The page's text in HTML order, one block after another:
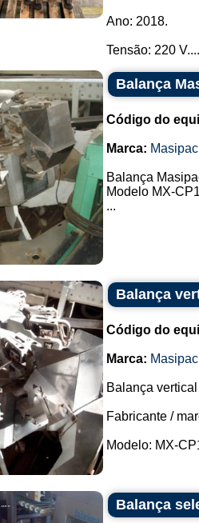
Ano: 2018.
Tensão: 220 V....
Balança
Código do
Marca:
Balança
Modelo MX-
...
Balança
Código do
Marca:
Balança
Fabricante /
Modelo: MX-
Balança